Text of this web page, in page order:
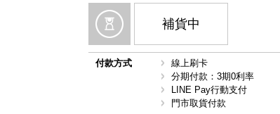
補貨中
付款方式
線上刷卡
分期付款：3期0利率
LINE Pay行動支付
門市取貨付款